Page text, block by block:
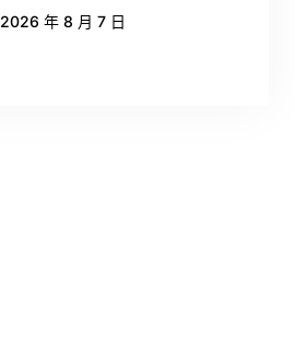
2026 年 8 月 7 日